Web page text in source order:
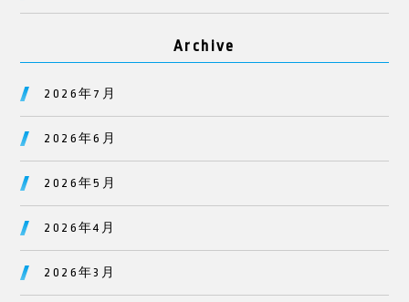
Archive
2026年7月
2026年6月
2026年5月
2026年4月
2026年3月